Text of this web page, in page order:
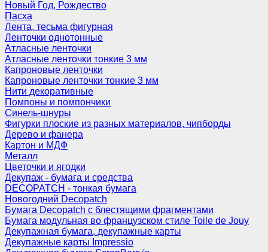
Новый Год, Рождество
Пасха
Лента, тесьма фигурная
Ленточки однотонные
Атласные ленточки
Атласные ленточки тонкие 3 мм
Капроновые ленточки
Капроновые ленточки тонкие 3 мм
Нити декоративные
Помпоны и помпончики
Синель-шнуры
Фигурки плоские из разных материалов, чипборды
Дерево и фанера
Картон и МДФ
Металл
Цветочки и ягодки
Декупаж - бумага и средства
DECOPATCH - тонкая бумага
Новогодний Decopatch
Бумага Decopatch с блестящими фрагментами
Бумага модульная во французском стиле Toile de Jouy
Декупажная бумага, декупажные карты
Декупажные карты Impressio